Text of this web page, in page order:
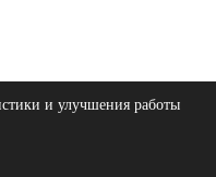
Оставить отзыв
и улучшения работы